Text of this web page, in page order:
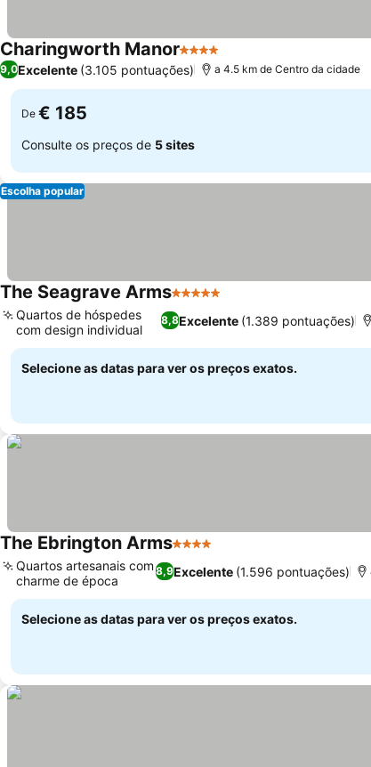
Charingworth Manor4 Estrelas
9,0Excelente (3.105 pontuações) a 4.5 km de Centro da cidade
De € 185
Consulte os preços de 5 sites
Escolha popular
The Seagrave Arms5 Estrelas
8,8Excelente (1.389 pontuações)
Quartos de hóspedes
com design individual
Selecione as datas para ver os preços exatos.
The Ebrington Arms4 Estrelas
8,9Excelente (1.596 pontuações)
Quartos artesanais com
charme de época
Selecione as datas para ver os preços exatos.